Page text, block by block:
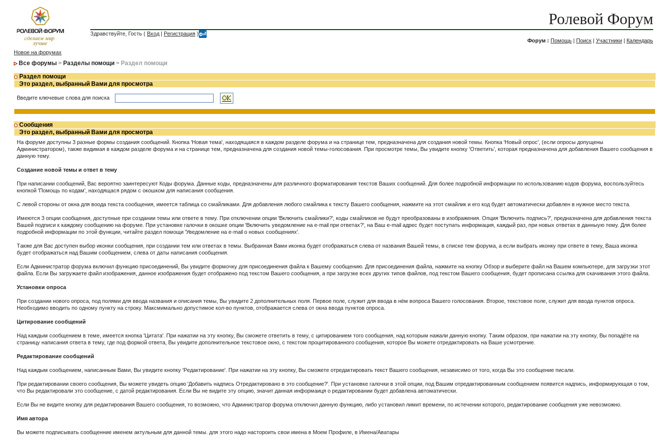
Ролевой Форум
Здравствуйте, Гость ( Вход | Регистрация )
Форум : Помощь | Поиск | Участники | Календарь
Новое на форумах
Все форумы > Разделы помощи > Раздел помощи
Раздел помощи
Это раздел, выбранный Вами для просмотра
Введите ключевые слова для поиска
Сообщения
Это раздел, выбранный Вами для просмотра
На форуме доступны 3 разные формы создания сообщений. Кнопка 'Новая тема', находящаяся в каждом разделе форума и на странице тем, предназначена для создания новой темы. Кнопка 'Новый опрос', (если опросы допущены
Администратором), также видимая в каждом разделе форума и на странице тем, предназначена для создания новой темы-голосования. При просмотре темы, Вы увидите кнопку 'Ответить', которая предназначена для добавления Вашего сообщения в
данную тему.
Создание новой темы и ответ в тему
При написании сообщений, Вас вероятно заинтересуют Коды форума. Данные коды, предназначены для различного форматирования текстов Ваших сообщений. Для более подробной информации по использованию кодов форума, воспользуйтесь
кнопкой 'Помощь по кодам', находящася рядом с окошком для написания сообщения.
С левой стороны от окна для воода текста сообщения, имеется таблица со смайликами. Для добавления любого смайлика к тексту Вашего сообщения, нажмите на этот смайлик и его код будет автоматически добавлен в нужное место текста.
Имеются 3 опции сообщения, доступные при создании темы или ответе в тему. При отключении опции 'Включить смайлики?', коды смайликов не будут преобразованы в изображения. Опция 'Включить подпись?', предназначена для добавления текста
Вашей подписи к каждому сообщению на форуме. При установке галочки в окошке опции 'Включить уведомление на e-mail при ответах?', на Ваш e-mail адрес будет поступать информация, каждый раз, при новых ответах в данныую тему. Для более
подробной информации по этой функции, читайте раздел помощи 'Уведомление на e-mail о новых сообщениях'.
Также для Вас доступен выбор иконки сообщения, при создании тем или ответах в темы. Выбранная Вами иконка будет отображаться слева от названия Вашей темы, в списке тем форума, а если выбрать иконку при ответе в тему, Ваша иконка
будет отображаться над Вашим сообщением, слева от даты написания сообщения.
Если Администратор форума включил функцию присоединений, Вы увидите формочку для присоединения файла к Вашему сообщению. Для присоединения файла, нажмите на кнопку Обзор и выберите файл на Вашем компьютере, для загрузки этот
файла. Если Вы загружаете файл изображения, данное изображения будет отображено под текстом Вашего сообщения, а при загрузке всех других типов файлов, под текстом Вашего сообщения, будет прописана ссылка для скачивания этого файла.
Установки опроса
При создании нового опроса, под полями для ввода названия и описания темы, Вы увидите 2 дополнительных поля. Первое поле, служит для ввода в нём вопроса Вашего голосования. Второе, текстовое поле, служит для ввода пунктов опроса.
Необходимо вводить по одному пункту на строку. Максмимально допустимое кол-во пунктов, отображается слева от окна ввода пунктов опроса.
Цитирование сообщений
Над каждым сообщением в теме, имеется кнопка 'Цитата'. При нажатии на эту кнопку, Вы сможете ответить в тему, с цитированием того сообщения, над которым нажали данную кнопку. Таким образом, при нажатии на эту кнопку, Вы попадёте на
страницу написания ответа в тему, где под формой ответа, Вы увидите дополнительное текстовое окно, с текстом процитированного сообщения, которое Вы можете отредактировать на Ваше усмотрение.
Редактирование сообщений
Над каждым сообщением, написанным Вами, Вы увидите кнопку 'Редактирование'. При нажатии на эту кнопку, Вы сможете отредактировать текст Вашего сообщения, независимо от того, когда Вы это сообщение писали.
При редактировании своего сообщения, Вы можете увидеть опцию 'Добавить надпись Отредактировано в это сообщение?'. При установке галочки в этой опции, под Вашим отредактированным сообщением появится надпись, информирующая о том,
что Вы редактировали это сообщение, с датой редактирования. Если Вы не видите эту опцию, значит данная информаиця о редактировании будет добавлена автоматически.
Если Вы не видите кнопку для редактирования Вашего сообщения, то возможно, что Администратор форума отключил данную функцию, либо установил лимит времени, по истечении которого, редактирование сообщения уже невозможно.
Имя автора
Вы можете подписывать сообщенние именем актульным для данной темы. для этого надо настороить свои имена в Моем Профиле, в Имена/Аватары